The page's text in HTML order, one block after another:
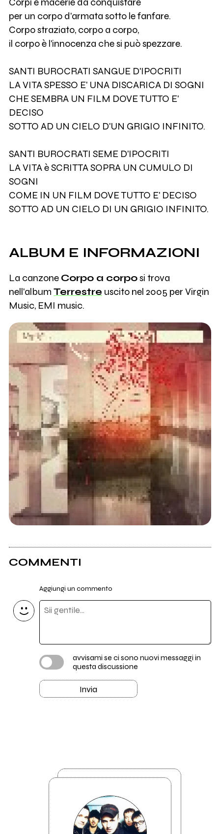
Corpi e macerie da conquistare
per un corpo d'armata sotto le fanfare.
Corpo straziato, corpo a corpo,
il corpo è l'innocenza che si può spezzare.
SANTI BUROCRATI SANGUE D'IPOCRITI
LA VITA SPESSO E' UNA DISCARICA DI SOGNI
CHE SEMBRA UN FILM DOVE TUTTO E'
DECISO
SOTTO AD UN CIELO D'UN GRIGIO INFINITO.
SANTI BUROCRATI SEME D'IPOCRITI
LA VITA è SCRITTA SOPRA UN CUMULO DI
SOGNI
COME IN UN FILM DOVE TUTTO E' DECISO
SOTTO AD UN CIELO DI UN GRIGIO INFINITO.
ALBUM E INFORMAZIONI
La canzone Corpo a corposi trova
nell'album Terrestre uscito nel 2005 per Virgin
Music, EMI music.
COMMENTI
Aggiungi un commento
avvisami se ci sono nuovi messaggi in
questa discussione
Invia